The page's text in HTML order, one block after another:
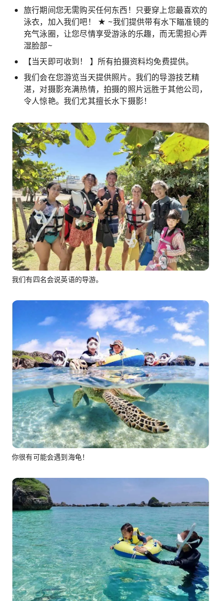
旅行期间您无需购买任何东西！只要穿上您最喜欢的
泳衣，加入我们吧！ ★ ~我们提供带有水下瞄准镜的
充气泳圈，让您尽情享受游泳的乐趣，而无需担心弄
湿脸部~
【当天即可收到！ 】所有拍摄资料均免费提供。
我们会在您游览当天提供照片。我们的导游技艺精
湛，对摄影充满热情，拍摄的照片远胜于其他公司，
令人惊艳。我们尤其擅长水下摄影！
我们有四名会说英语的导游。
你很有可能会遇到海龟！